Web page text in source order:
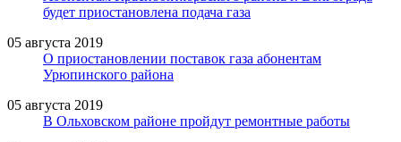
будет приостановлена подача газа
05 августа 2019
О приостановлении поставок газа абонентам
Урюпинского района
05 августа 2019
В Ольховском районе пройдут ремонтные работы